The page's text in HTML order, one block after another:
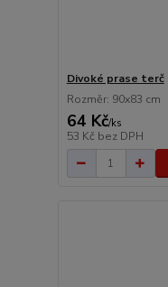
Divoké prase terč
Rozměr: 90x83 cm
64 Kč/ks
53 Kč bez DPH